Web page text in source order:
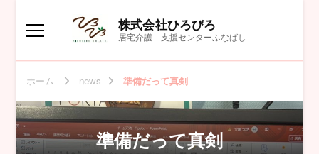
株式会社ひろびろ
居宅介護 支援センターふなばし
ホーム news 準備だって真剣
準備だって真剣